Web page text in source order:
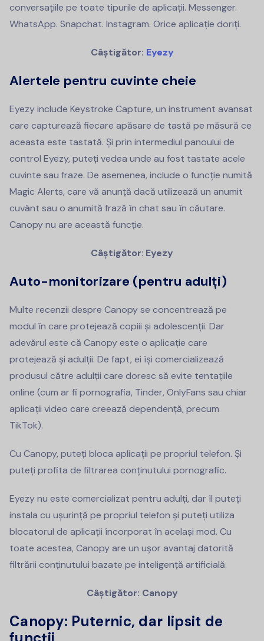
conversațiile pe toate tipurile de aplicații. Messenger.
WhatsApp. Snapchat. Instagram. Orice aplicație doriți.
Câștigător: Eyezy
Alertele pentru cuvinte cheie
Eyezy include Keystroke Capture, un instrument avansat
care capturează fiecare apăsare de tastă pe măsură ce
aceasta este tastată. Și prin intermediul panoului de
control Eyezy, puteți vedea unde au fost tastate acele
cuvinte sau fraze. De asemenea, include o funcție numită
Magic Alerts, care vă anunță dacă utilizează un anumit
cuvânt sau o anumită frază în chat sau în căutare.
Canopy nu are această funcție.
Câștigător: Eyezy
Auto-monitorizare (pentru adulți)
Multe recenzii despre Canopy se concentrează pe
modul în care protejează copiii și adolescenții. Dar
adevărul este că Canopy este o aplicație care
protejează și adulții. De fapt, ei își comercializează
produsul către adulții care doresc să evite tentațiile
online (cum ar fi pornografia, Tinder, OnlyFans sau chiar
aplicații video care creează dependență, precum
TikTok).
Cu Canopy, puteți bloca aplicații pe propriul telefon. Și
puteți profita de filtrarea conținutului pornografic.
Eyezy nu este comercializat pentru adulți, dar îl puteți
instala cu ușurință pe propriul telefon și puteți utiliza
blocatorul de aplicații încorporat în același mod. Cu
toate acestea, Canopy are un ușor avantaj datorită
filtrării conținutului bazate pe inteligență artificială.
Câștigător: Canopy
Canopy: Puternic, dar lipsit de